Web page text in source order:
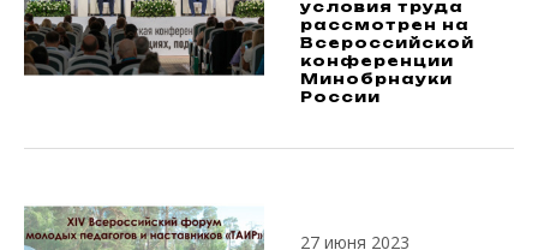
условия труда
рассмотрен на
Всероссийской
конференции
Минобрнауки
России
27 июня 2023